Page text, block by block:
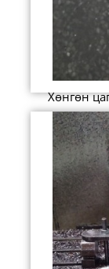
Хөнгөн